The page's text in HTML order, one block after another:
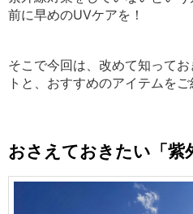
前に早めのUVケアを！
そこで今回は、改めて知って
トと、おすすめのアイテムをご
おさえておきたい「紫